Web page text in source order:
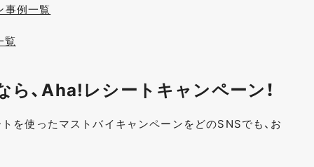
例一覧
覧
、Aha!レシートキャンペーン！
を使ったマストバイキャンペーンをどのSNSでも、お